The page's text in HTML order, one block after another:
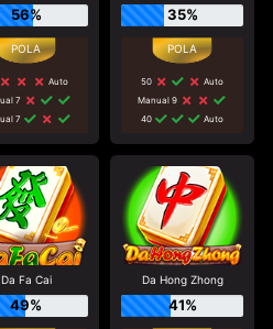
56%
Auto
7
7
35%
50
Auto
Manual 9
40
Auto
Da Fa Cai
49%
Da Hong Zhong
41%